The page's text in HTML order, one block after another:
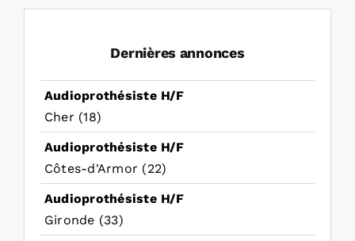
Dernières annonces
Audioprothésiste H/F
Cher (18)
Audioprothésiste H/F
Côtes-d'Armor (22)
Audioprothésiste H/F
Gironde (33)